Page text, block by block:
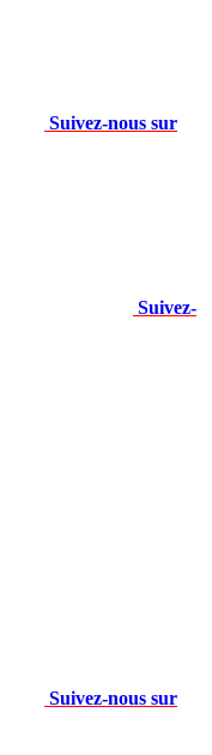
Suivez-nous sur
Suivez-
Suivez-nous sur